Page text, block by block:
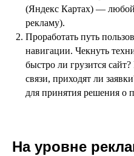
(Яндекс Картах) —
рекламу).
Проработать путь
навигации. Чекнуть
быстро ли грузится
связи, приходят ли
для принятия решения о
На уровне